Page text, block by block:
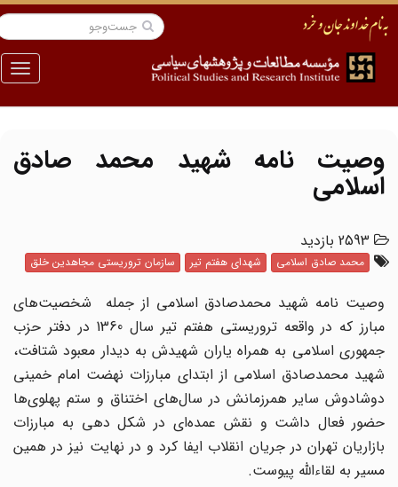
منو
وصیت نامه شهید محمد صادق
اسلامی
2593 بازدید
محمد صادق اسلامی شهدای هفتم تیر سازمان تروریستی مجاهدین خلق
وصیت نامه شهید محمدصادق اسلامی از جمله شخصیت‌های
مبارز که در واقعه تروریستی هفتم تیر سال 1360 در دفتر حزب
جمهوری اسلامی به همراه یاران شهیدش به دیدار معبود شتافت،
شهید محمدصادق اسلامی از ابتدای مبارزات نهضت امام خمینی
دوشادوش سایر همرزمانش در سال‌های اختناق و ستم پهلوی‌ها
حضور فعال داشت و نقش عمده‌ای در شکل دهی به مبارزات
بازاریان تهران در جریان انقلاب ایفا کرد و در نهایت نیز در همین
مسیر به لقاءالله پیوست.